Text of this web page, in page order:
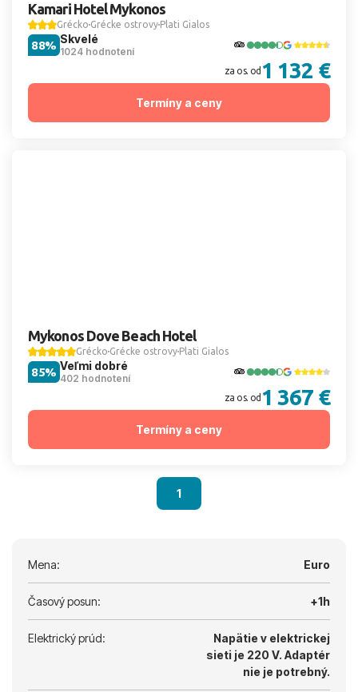
Kamari Hotel Mykonos
Grécko Grécke ostrovy Plati Gialos
Skvelé
1024 hodnotení
88%
za os. od 1 132 €
Termíny a ceny
Mykonos Dove Beach Hotel
Grécko Grécke ostrovy Plati Gialos
Veľmi dobré
402 hodnotení
85%
za os. od 1 367 €
Termíny a ceny
1
Mena: Euro
Časový posun: +1h
Elektrický prúd:
Napätie v elektrickej
sieti je 220 V. Adaptér
nie je potrebný.